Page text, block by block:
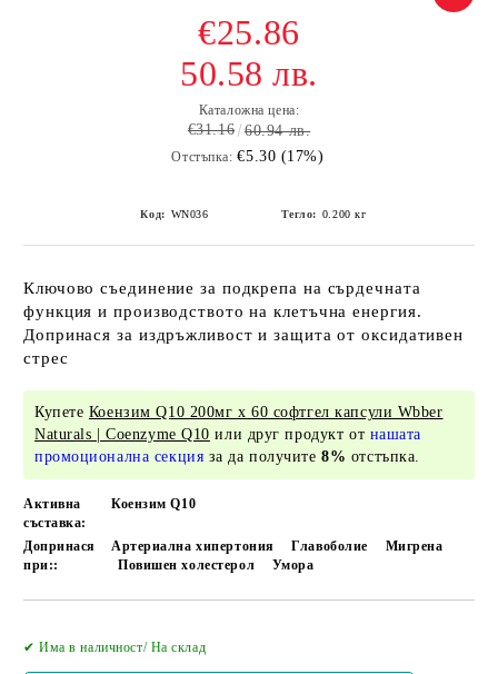
€25.86
50.58 лв.
Каталожна цена:
€31.16 60.94 лв.
Отстъпка: €5.30 (17%)
Код: WN036 Тегло: 0.200 кг
Ключово съединение за подкрепа на сърдечната
функция и производството на клетъчна енергия.
Допринася за издръжливост и защита от оксидативен
стрес
Купете Коензим Q10 200мг х 60 софтгел капсули Wbber
Naturals | Coenzyme Q10 или друг продукт от нашата
промоционална секция за да получите8% отстъпка.
Активна
съставка:
Коензим Q10
Допринася
при::
Артериална хипертония Главоболие
Мигрена
Повишен холестерол
Умора
✔ Има в наличност/ На склад